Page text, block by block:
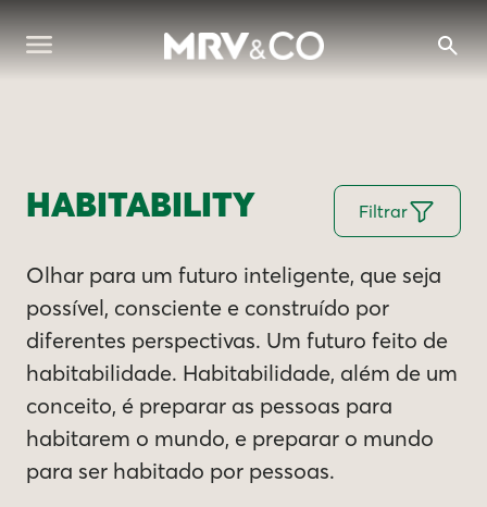
HABITABILITY Filtrar
Olhar para um futuro inteligente, que seja
possível, consciente e construído por
diferentes perspectivas. Um futuro feito de
habitabilidade. Habitabilidade, além de um
conceito, é preparar as pessoas para
habitarem o mundo, e preparar o mundo
para ser habitado por pessoas.